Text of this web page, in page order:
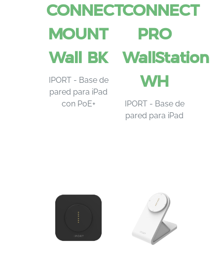
CONNECT
MOUNT
Wall BK
IPORT - Base de
pared para iPad
con PoE+
CONNECT
PRO
WallStation
WH
IPORT - Base de
pared para iPad